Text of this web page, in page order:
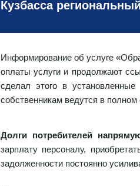
Кузбасса
Информирование об услуге
оплаты услуги и продолжают
сделал этого в
собственникам ведутся в
Долги потребителей
зарплату персоналу,
задолженности постоянно